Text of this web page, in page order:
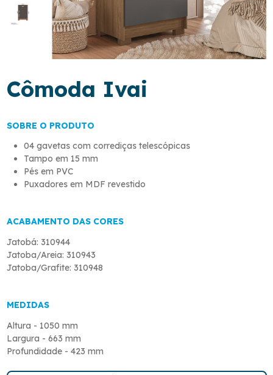
Cômoda Ivai
SOBRE O PRODUTO
04 gavetas com corrediças telescópicas
Tampo em 15 mm
Pés em PVC
Puxadores em MDF revestido
ACABAMENTO DAS CORES
Jatobá: 310944
Jatoba/Areia: 310943
Jatoba/Grafite: 310948
MEDIDAS
Altura - 1050 mm
Largura - 663 mm
Profundidade - 423 mm